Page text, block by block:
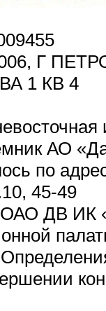
Г
1 КВ 4
АО
по
45-49
ОАО ДВ ИК